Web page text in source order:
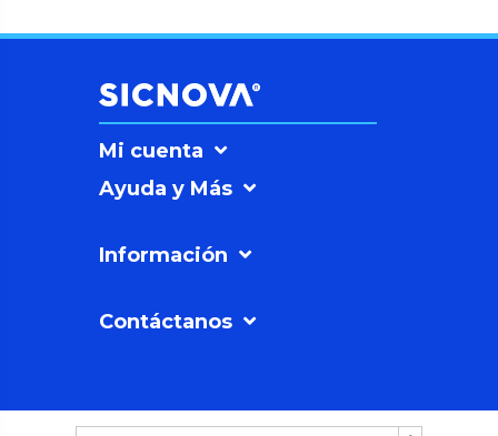
Mi cuenta
Ayuda y Más
Información
Contáctanos